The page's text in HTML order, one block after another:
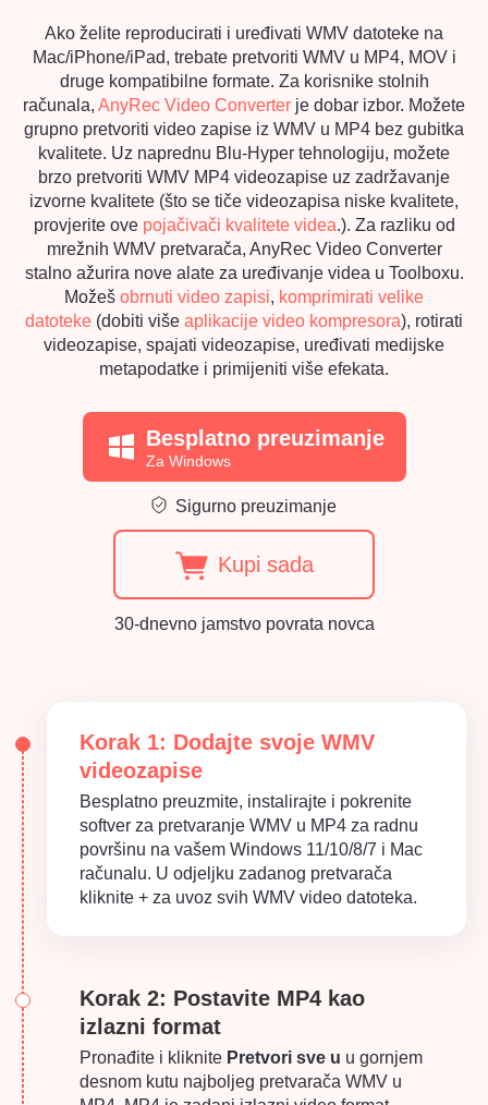
Ako želite reproducirati i uređivati WMV datoteke na
Mac/iPhone/iPad, trebate pretvoriti WMV u MP4, MOV i
druge kompatibilne formate. Za korisnike stolnih
računala, AnyRec Video Converter je dobar izbor. Možete
grupno pretvoriti video zapise iz WMV u MP4 bez gubitka
kvalitete. Uz naprednu Blu-Hyper tehnologiju, možete
brzo pretvoriti WMV MP4 videozapise uz zadržavanje
izvorne kvalitete (što se tiče videozapisa niske kvalitete,
provjerite ove pojačivači kvalitete videa.). Za razliku od
mrežnih WMV pretvarača, AnyRec Video Converter
stalno ažurira nove alate za uređivanje videa u Toolboxu.
Možeš obrnuti video zapisi, komprimirati velike
datoteke (dobiti više aplikacije video kompresora), rotirati
videozapise, spajati videozapise, uređivati medijske
metapodatke i primijeniti više efekata.
Besplatno preuzimanje
Za Windows
Sigurno preuzimanje
Kupi sada
30-dnevno jamstvo povrata novca
Korak 1: Dodajte svoje WMV
videozapise
Besplatno preuzmite, instalirajte i pokrenite
softver za pretvaranje WMV u MP4 za radnu
površinu na vašem Windows 11/10/8/7 i Mac
računalu. U odjeljku zadanog pretvarača
kliknite + za uvoz svih WMV video datoteka.
Korak 2: Postavite MP4 kao
izlazni format
Pronađite i kliknite Pretvori sve u u gornjem
desnom kutu najboljeg pretvarača WMV u